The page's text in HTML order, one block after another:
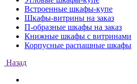
Встроенные шкафы-купе
Шкафы-витрины на заказ
П-образные шкафы на заказ
Книжные шкафы с витринами
Корпусные распашные шкафы
Назад